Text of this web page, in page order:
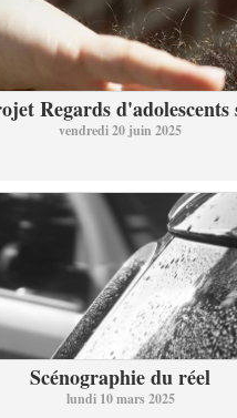
Regards d'adolescents
vendredi 20 juin 2025
Scénographie du réel
lundi 10 mars 2025